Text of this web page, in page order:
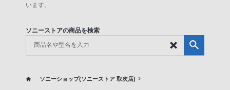
います。
ソニーストアの商品を検索
ソニーショップ(ソニーストア 取次店)